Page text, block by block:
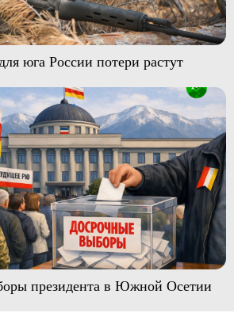
юга России потери растут
президента в Южной Осетии